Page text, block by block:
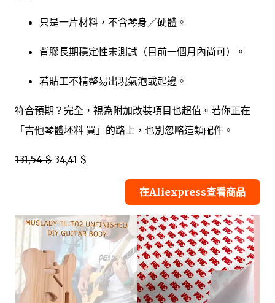
只是一片材料，不含琴身／硬體。
背膠長期穩定性未測試（目前一個月內尚可）。
若貼工不精整易出現氣泡或起邊。
符合預期？完全，視為附加改裝項目也超值。若你正在
「吉他琴體坯料 買」的路上，也別忽略這類配件。
131,54 $ 34,41 $
在Aliexpress查看商品